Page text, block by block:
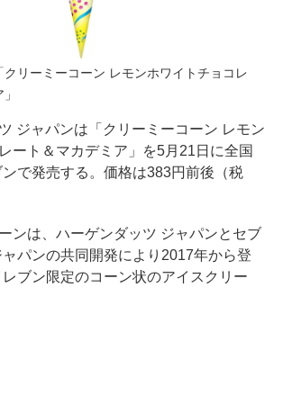
リーミーコーン レモンホワイトチョコレ
ジャパンは「クリーミーコーン レモン
ート＆マカデミア」を5月21日に全国
で発売する。価格は383円前後（税
ンは、ハーゲンダッツ ジャパンとセブ
パンの共同開発により2017年から登
ブン限定のコーン状のアイスクリー